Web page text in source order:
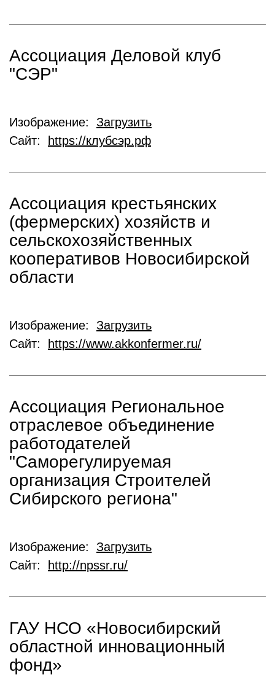
Ассоциация Деловой клуб
"СЭР"
Изображение: Загрузить
Сайт:
https://клубсэр.рф
Ассоциация крестьянских
(фермерских) хозяйств и
сельскохозяйственных
кооперативов Новосибирской
области
Изображение: Загрузить
Сайт:
https://www.akkonfermer.ru/
Ассоциация Региональное
отраслевое объединение
работодателей
"Саморегулируемая
организация Строителей
Сибирского региона"
Изображение: Загрузить
Сайт:
http://npssr.ru/
ГАУ НСО «Новосибирский
областной инновационный
фонд»